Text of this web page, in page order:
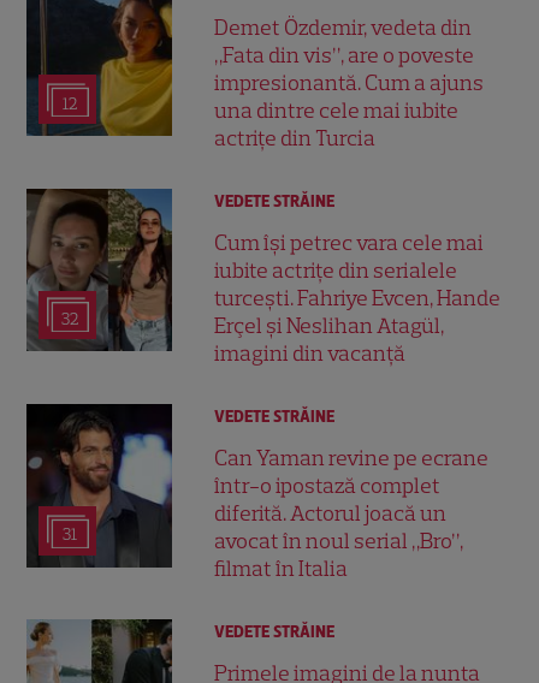
12
Demet Özdemir, vedeta din
„Fata din vis”, are o poveste
impresionantă. Cum a ajuns
una dintre cele mai iubite
actrițe din Turcia
32
VEDETE STRĂINE
Cum își petrec vara cele mai
iubite actrițe din serialele
turcești. Fahriye Evcen, Hande
Erçel și Neslihan Atagül,
imagini din vacanță
31
VEDETE STRĂINE
Can Yaman revine pe ecrane
într-o ipostază complet
diferită. Actorul joacă un
avocat în noul serial „Bro”,
filmat în Italia
VEDETE STRĂINE
Primele imagini de la nunta